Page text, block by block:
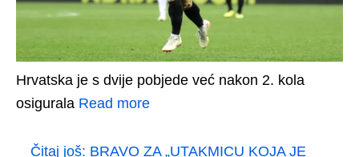
Hrvatska je s dvije pobjede već nakon 2. kola
osigurala Read more
Čitaj još: BRAVO ZA „UTAKMICU KOJA JE